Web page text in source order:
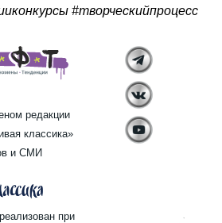
#творческийпроцесс
при
редакции
классика»
и СМИ